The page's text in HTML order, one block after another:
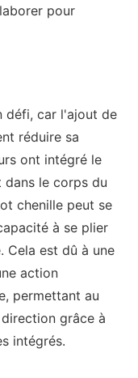
pour
défi, car l'ajout de
réduire sa
ont intégré le
le corps du
chenille peut se
à se plier
Cela est dû à une
action
permettant au
grâce à
intégrés.